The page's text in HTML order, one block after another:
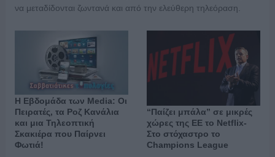
να μεταδίδονται ζωντανά και από την ελεύθερη τηλεόραση.
Η Εβδομάδα των Media: Οι
Πειρατές, τα Ροζ Κανάλια
και μια Τηλεοπτική
Σκακιέρα που Παίρνει
Φωτιά!
“Παίζει μπάλα” σε μικρές
χώρες της ΕΕ το Netflix-
Στο στόχαστρο το
Champions League